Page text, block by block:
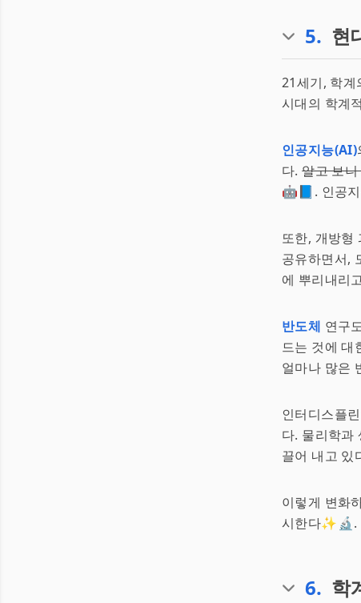
5. 현
21세기, 학
시대의 학계
인공지능(AI)
다.알고 보
🤖📘. 인공지
또한, 개방형
공유하면서,
에 뿌리내리
반도체 연구
드는 것에 대
얼마나 많은
인터디스플
다. 물리학과
끌어 내고
이렇게 변화
시한다✨🔬.
6. 학